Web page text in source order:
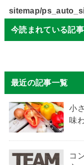
sitemap/
今読まれている記
最近の記事一覧
小
味
コ